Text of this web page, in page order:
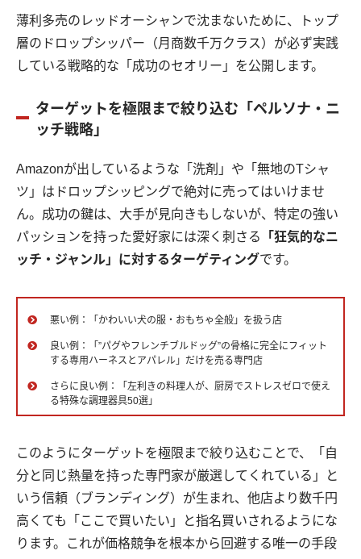
薄利多売のレッドオーシャンで沈まないために、トップ
層のドロップシッパー（月商数千万クラス）が必ず実践
している戦略的な「成功のセオリー」を公開します。
ターゲットを極限まで絞り込む「ペルソナ・ニ
ッチ戦略」
Amazonが出しているような「洗剤」や「無地のTシャ
ツ」はドロップシッピングで絶対に売ってはいけませ
ん。成功の鍵は、大手が見向きもしないが、特定の強い
パッションを持った愛好家には深く刺さる
「狂気的なニ
ッチ・ジャンル」に対するターゲティングです。
悪い例：「かわいい犬の服・おもちゃ全般」を扱う店
良い例：「”パグやフレンチブルドッグ”の骨格に完全にフィット
する専用ハーネスとアパレル」だけを売る専門店
さらに良い例：「左利きの料理人が、厨房でストレスゼロで使え
る特殊な調理器具50選」
このようにターゲットを極限まで絞り込むことで、「自
分と同じ熱量を持った専門家が厳選してくれている」と
いう信頼（ブランディング）が生まれ、他店より数千円
高くても「ここで買いたい」と指名買いされるようにな
ります。これが価格競争を根本から回避する唯一の手段